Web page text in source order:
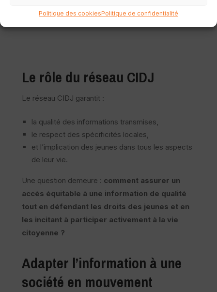
Politique des cookiesPolitique de confidentialité
Le rôle du réseau CIDJ
Le réseau CIDJ garantit :
la qualité des informations transmises,
le respect des spécificités locales,
et l’implication des jeunes dans tous les aspects
de leur vie.
Une question demeure : comment assurer un
accès équitable à une information de qualité
tout en défendant les droits des jeunes et en
les incitant à participer activement à la vie
citoyenne ?
Adapter l’information à une
société en mouvement